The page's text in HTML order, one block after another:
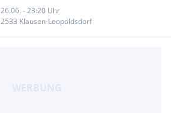
26.06. - 23:20 Uhr
2533 Klausen-Leopoldsdorf